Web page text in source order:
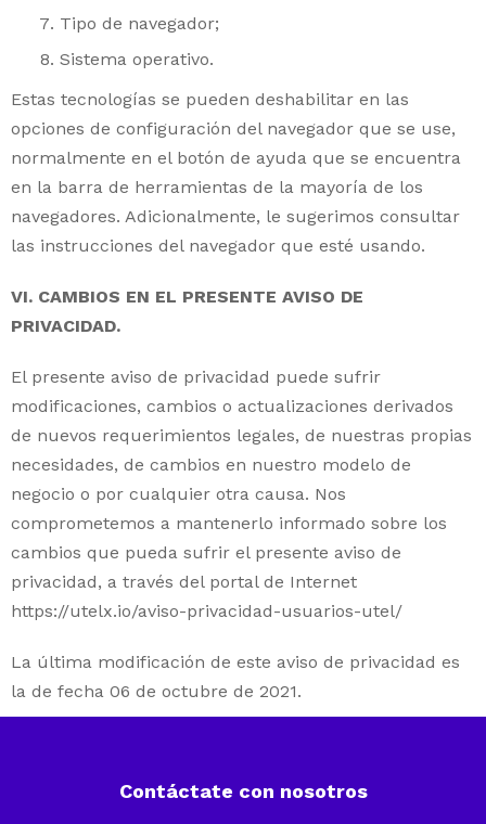
Tipo de navegador;
Sistema operativo.
Estas tecnologías se pueden deshabilitar en las
opciones de configuración del navegador que se use,
normalmente en el botón de ayuda que se encuentra
en la barra de herramientas de la mayoría de los
navegadores. Adicionalmente, le sugerimos consultar
las instrucciones del navegador que esté usando.
VI. CAMBIOS EN EL PRESENTE AVISO DE
PRIVACIDAD.
El presente aviso de privacidad puede sufrir
modificaciones, cambios o actualizaciones derivados
de nuevos requerimientos legales, de nuestras propias
necesidades, de cambios en nuestro modelo de
negocio o por cualquier otra causa. Nos
comprometemos a mantenerlo informado sobre los
cambios que pueda sufrir el presente aviso de
privacidad, a través del portal de Internet
https://utelx.io/aviso-privacidad-usuarios-utel/
La última modificación de este aviso de privacidad es
la de fecha 06 de octubre de 2021.
Contáctate con nosotros